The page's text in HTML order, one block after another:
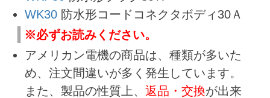
WK30防水形コードコネクタボディ30Ａ
※必ずお読みください。
アメリカン電機の商品は、種類が多いた
め、注文間違いが多く発生しています。
また、製品の性質上、 返品・交換が出来